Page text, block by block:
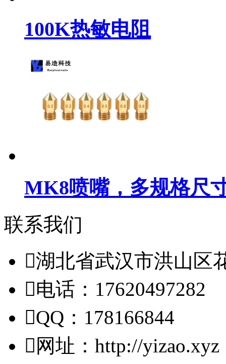
100K热敏电阻
MK8喷嘴，多规格尺
联系我们
湖北省武汉市洪山区
电话：17620497282
QQ：178166844
 网址：http://yizao.xyz